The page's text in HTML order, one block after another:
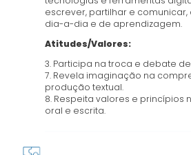
escrever, partilhar e
dia-a-dia e de aprendizagem.
Atitudes/Valores:
3. Participa na troca e debate
7. Revela imaginação na
produção textual.
8. Respeita valores e princípios
oral e escrita.